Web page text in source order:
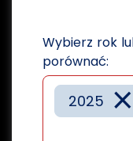
Wybierz rok
porównać:
2025